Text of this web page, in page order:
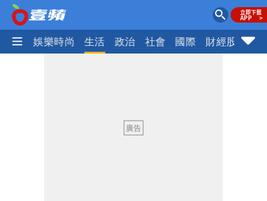
熱門 娛樂時尚 生活 政治 社會 國際 財經股市
知道颱風假要有依據
李逸洋批原爆典禮矮化台灣 長崎市：與